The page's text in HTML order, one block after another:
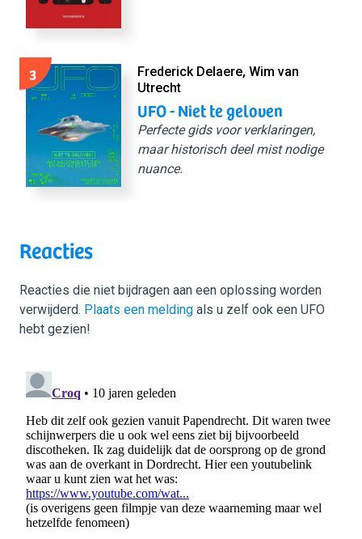
3
Frederick Delaere, Wim van
Utrecht
UFO - Niet te geloven
Perfecte gids voor verklaringen,
maar historisch deel mist nodige
nuance.
Reacties
Reacties die niet bijdragen aan een oplossing worden
verwijderd. Plaats een melding als u zelf ook een UFO
hebt gezien!